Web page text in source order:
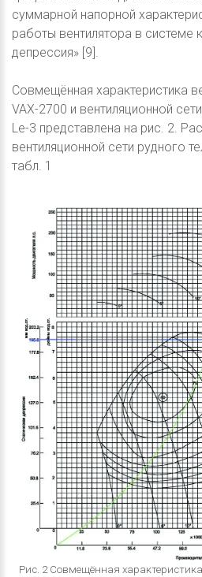
суммарной напорной
работы вентилятора в системе
депрессия» [9].
Совмещённая характеристика
VAX-2700 и вентиляционной
Le-3 представлена на рис. 2.
вентиляционной сети рудного
табл. 1
Рис. 2 Совмещённая